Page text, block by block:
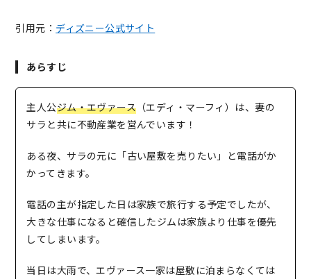
引用元： ディズニー公式サイト
あらすじ
主人公ジム・エヴァース （エディ・マーフィ）は、妻の
サラと共に不動産業を営んでいます！
ある夜、サラの元に「古い屋敷を売りたい」と電話がか
かってきます。
電話の主が指定した日は家族で旅行する予定でしたが、
大きな仕事になると確信したジムは家族より仕事を優先
してしまいます。
当日は大雨で、エヴァース一家は屋敷に泊まらなくては